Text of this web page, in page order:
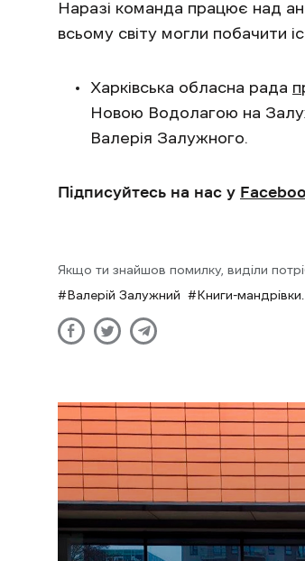
Наразі команда працює над
всьому світу могли побачити
Харківська обласна рада
Новою Водолагою на
Валерія Залужного.
Підписуйтесь на нас у
Якщо ти знайшов помилку, виділи
Валерій Залужний
Книги-